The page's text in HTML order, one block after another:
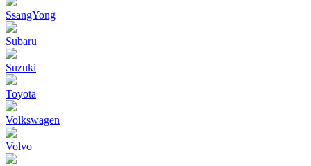
SsangYong
Subaru
Suzuki
Toyota
Volkswagen
Volvo